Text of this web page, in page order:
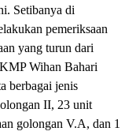
Setibanya di
pemeriksaan
yang turun dari
Wihan Bahari
berbagai jenis
II, 23 unit
golongan V.A, dan 1